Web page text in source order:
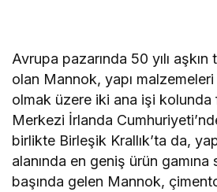
Avrupa pazarında 50 yılı
olan Mannok, yapı
olmak üzere iki ana işi
Merkezi İrlanda
birlikte Birleşik Krallık’ta da,
alanında en geniş ürün
başında gelen Mannok,